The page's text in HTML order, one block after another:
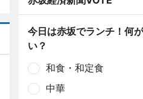
今日は赤坂でランチ！何
い？
和食・和定食
中華